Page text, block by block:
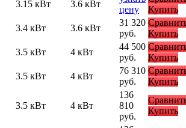
3.15 кВт 3.6 кВт
цену
Купить
3.4 кВт 3.6 кВт
31 320
руб.
Купить
3.5 кВт 4 кВт
44 500
руб.
Купить
3.5 кВт 4 кВт
76 310
руб.
Купить
3.5 кВт 4 кВт
136
810
руб.
Купить